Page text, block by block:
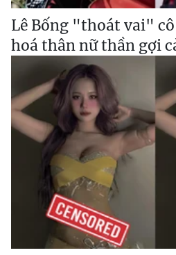
Lê Bống "thoát vai"
hoá thân nữ thần gợi